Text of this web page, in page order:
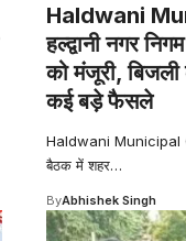
Haldwani
हल्द्वानी नगर
को मंजूरी,
कई बड़े फैसले
Haldwani Municipal
बैठक में शहर…
ByAbhishek Singh